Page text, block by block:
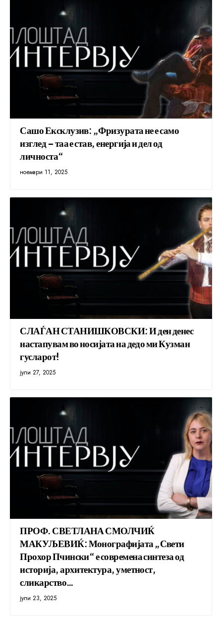
Сашо Ексклузив: „Фризурата не е само
изглед – таа е став, енергија и дел од
личноста“
ноември 11, 2025
СЛАЃАН СТАНИШКОВСКИ: И ден денес
настапувам во носијата на дедо ми Кузман
гусларот!
јули 27, 2025
ПРОФ. СВЕТЛАНА СМОЛЧИЌ
МАКУЉЕВИЌ: Монографијата „Свети
Прохор Пчински“ е современа синтеза од
историја, архитектура, уметност,
сликарство…
јули 23, 2025